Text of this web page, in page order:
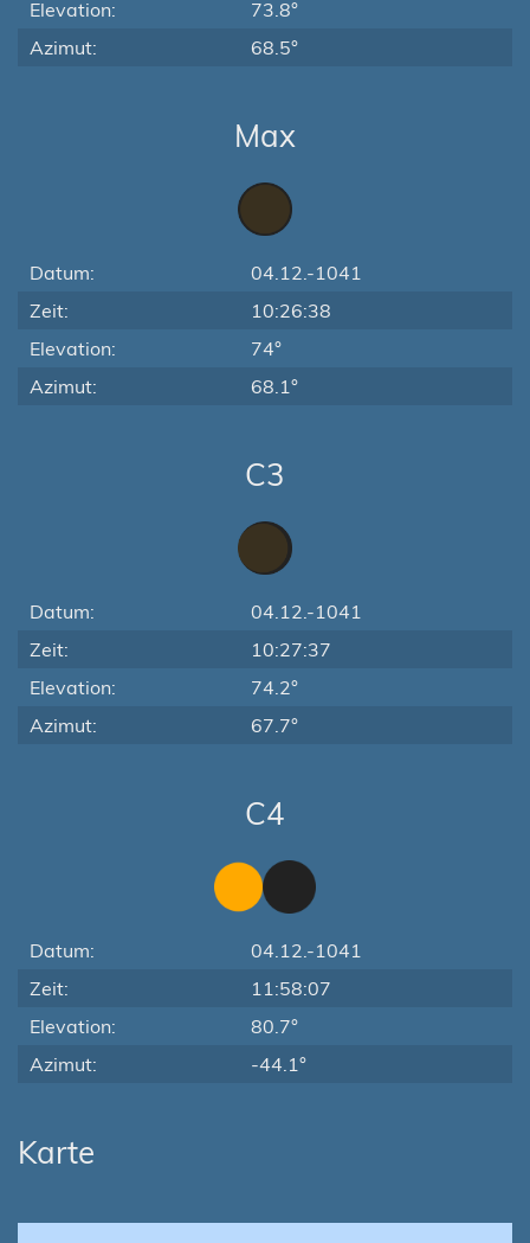
Elevation:
73.8°
Azimut:
68.5°
Max
Datum:
04.12.-1041
Zeit:
10:26:38
Elevation:
74°
Azimut:
68.1°
C3
Datum:
04.12.-1041
Zeit:
10:27:37
Elevation:
74.2°
Azimut:
67.7°
C4
Datum:
04.12.-1041
Zeit:
11:58:07
Elevation:
80.7°
Azimut:
-44.1°
Karte